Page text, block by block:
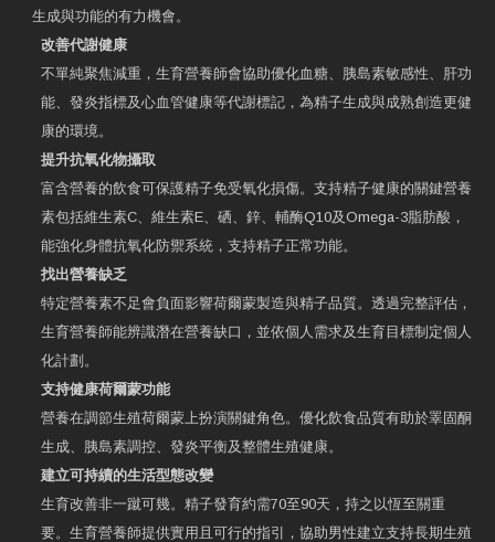
生成與功能的有力機會。
改善代謝健康
不單純聚焦減重，生育營養師會協助優化血糖、胰島素敏感性、肝功
能、發炎指標及心血管健康等代謝標記，為精子生成與成熟創造更健
康的環境。
提升抗氧化物攝取
富含營養的飲食可保護精子免受氧化損傷。支持精子健康的關鍵營養
素包括維生素C、維生素E、硒、鋅、輔酶Q10及Omega-3脂肪酸，
能強化身體抗氧化防禦系統，支持精子正常功能。
找出營養缺乏
特定營養素不足會負面影響荷爾蒙製造與精子品質。透過完整評估，
生育營養師能辨識潛在營養缺口，並依個人需求及生育目標制定個人
化計劃。
支持健康荷爾蒙功能
營養在調節生殖荷爾蒙上扮演關鍵角色。優化飲食品質有助於睪固酮
生成、胰島素調控、發炎平衡及整體生殖健康。
建立可持續的生活型態改變
生育改善非一蹴可幾。精子發育約需70至90天，持之以恆至關重
要。生育營養師提供實用且可行的指引，協助男性建立支持長期生殖